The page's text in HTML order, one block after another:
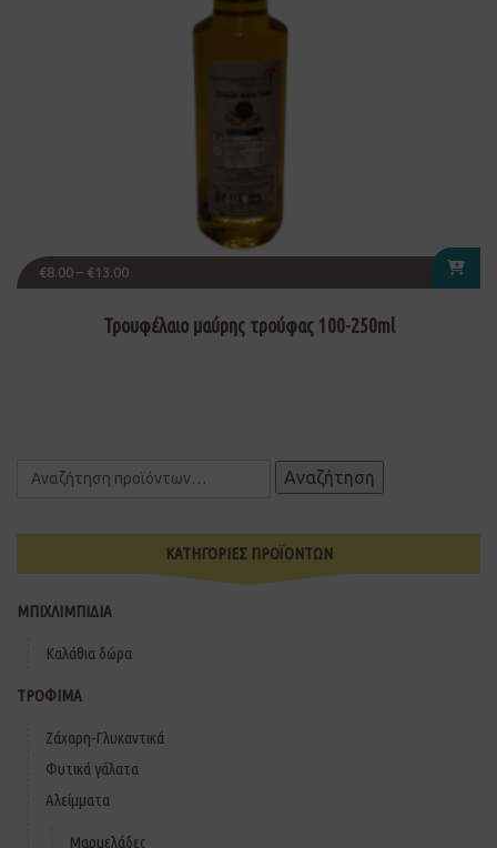
€8.00 – €13.00
Τρουφέλαιο μαύρης τρούφας 100-250ml
Αναζήτηση
ΚΑΤΗΓΟΡΙΕΣ ΠΡΟΪΟΝΤΩΝ
ΜΠΙΧΛΙΜΠΙΔΙΑ
Καλάθια δώρα
ΤΡΟΦΙΜΑ
Ζάχαρη-Γλυκαντικά
Φυτικά γάλατα
Αλείμματα
Μαρμελάδες